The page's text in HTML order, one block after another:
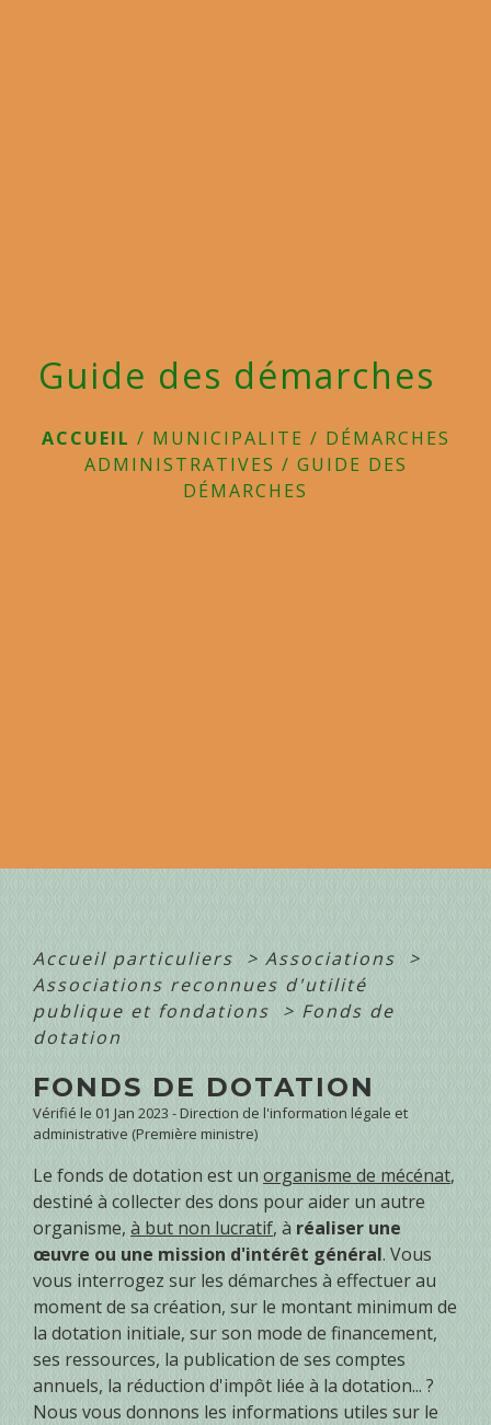
Guide des démarches
ACCUEIL / MUNICIPALITE / DÉMARCHES
ADMINISTRATIVES / GUIDE DES
DÉMARCHES
Accueil particuliers > Associations
>
Associations reconnues d'utilité
publique et fondations
> Fonds de
dotation
FONDS DE DOTATION
Vérifié le 01 Jan 2023 - Direction de l'information légale et
administrative (Première ministre)
Le fonds de dotation est un organisme de mécénat,
destiné à collecter des dons pour aider un autre
organisme, à but non lucratif, à réaliser une
œuvre ou une mission d'intérêt général. Vous
vous interrogez sur les démarches à effectuer au
moment de sa création, sur le montant minimum de
la dotation initiale, sur son mode de financement,
ses ressources, la publication de ses comptes
annuels, la réduction d'impôt liée à la dotation... ?
Nous vous donnons les informations utiles sur le